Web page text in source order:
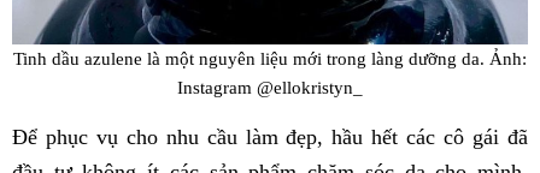
Tinh dầu azulene là một nguyên liệu mới trong làng dưỡng da. Ảnh:
Instagram @ellokristyn_
Để phục vụ cho nhu cầu làm đẹp, hầu hết các cô gái đã